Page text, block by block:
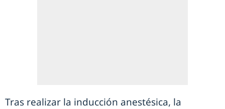
Tras realizar la inducción anestésica, la